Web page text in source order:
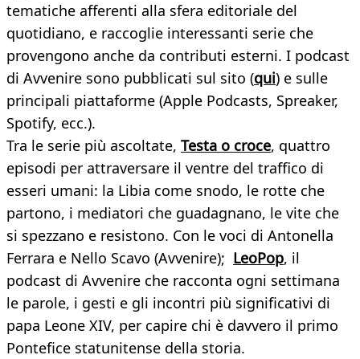
tematiche afferenti alla sfera editoriale del
quotidiano, e raccoglie interessanti serie che
provengono anche da contributi esterni. I podcast
di Avvenire sono pubblicati sul sito (qui) e sulle
principali piattaforme (Apple Podcasts, Spreaker,
Spotify, ecc.).
Tra le serie più ascoltate, Testa o croce, quattro
episodi per attraversare il ventre del traffico di
esseri umani: la Libia come snodo, le rotte che
partono, i mediatori che guadagnano, le vite che
si spezzano e resistono. Con le voci di Antonella
Ferrara e Nello Scavo (Avvenire); LeoPop, il
podcast di Avvenire che racconta ogni settimana
le parole, i gesti e gli incontri più significativi di
papa Leone XIV, per capire chi è davvero il primo
Pontefice statunitense della storia.